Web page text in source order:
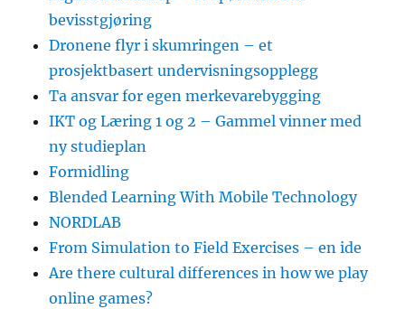
bevisstgjøring
Dronene flyr i skumringen – et
prosjektbasert undervisningsopplegg
Ta ansvar for egen merkevarebygging
IKT og Læring 1 og 2 – Gammel vinner med
ny studieplan
Formidling
Blended Learning With Mobile Technology
NORDLAB
From Simulation to Field Exercises – en ide
Are there cultural differences in how we play
online games?